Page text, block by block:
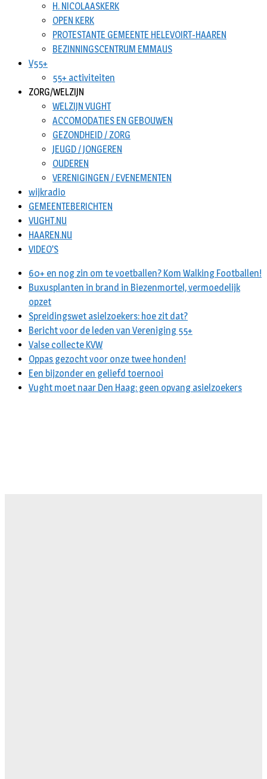
H. NICOLAASKERK
OPEN KERK
PROTESTANTE GEMEENTE HELEVOIRT-HAAREN
BEZINNINGSCENTRUM EMMAUS
V55+
55+ activiteiten
ZORG/WELZIJN
WELZIJN VUGHT
ACCOMODATIES EN GEBOUWEN
GEZONDHEID / ZORG
JEUGD / JONGEREN
OUDEREN
VERENIGINGEN / EVENEMENTEN
wijkradio
GEMEENTEBERICHTEN
VUGHT.NU
HAAREN.NU
VIDEO’S
60+ en nog zin om te voetballen? Kom Walking Footballen!
Buxusplanten in brand in Biezenmortel, vermoedelijk
opzet
Spreidingswet asielzoekers: hoe zit dat?
Bericht voor de leden van Vereniging 55+
Valse collecte KVW
Oppas gezocht voor onze twee honden!
Een bijzonder en geliefd toernooi
Vught moet naar Den Haag: geen opvang asielzoekers